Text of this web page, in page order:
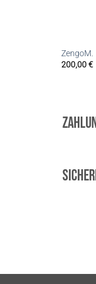
ZengoM.
200,00€